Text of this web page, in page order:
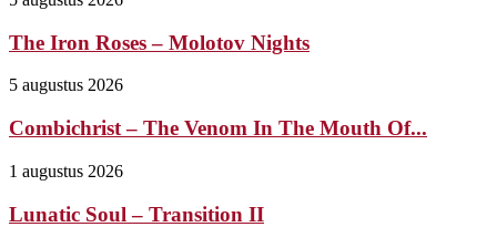
The Iron Roses – Molotov Nights
5 augustus 2026
Combichrist – The Venom In The Mouth Of...
1 augustus 2026
Lunatic Soul – Transition II